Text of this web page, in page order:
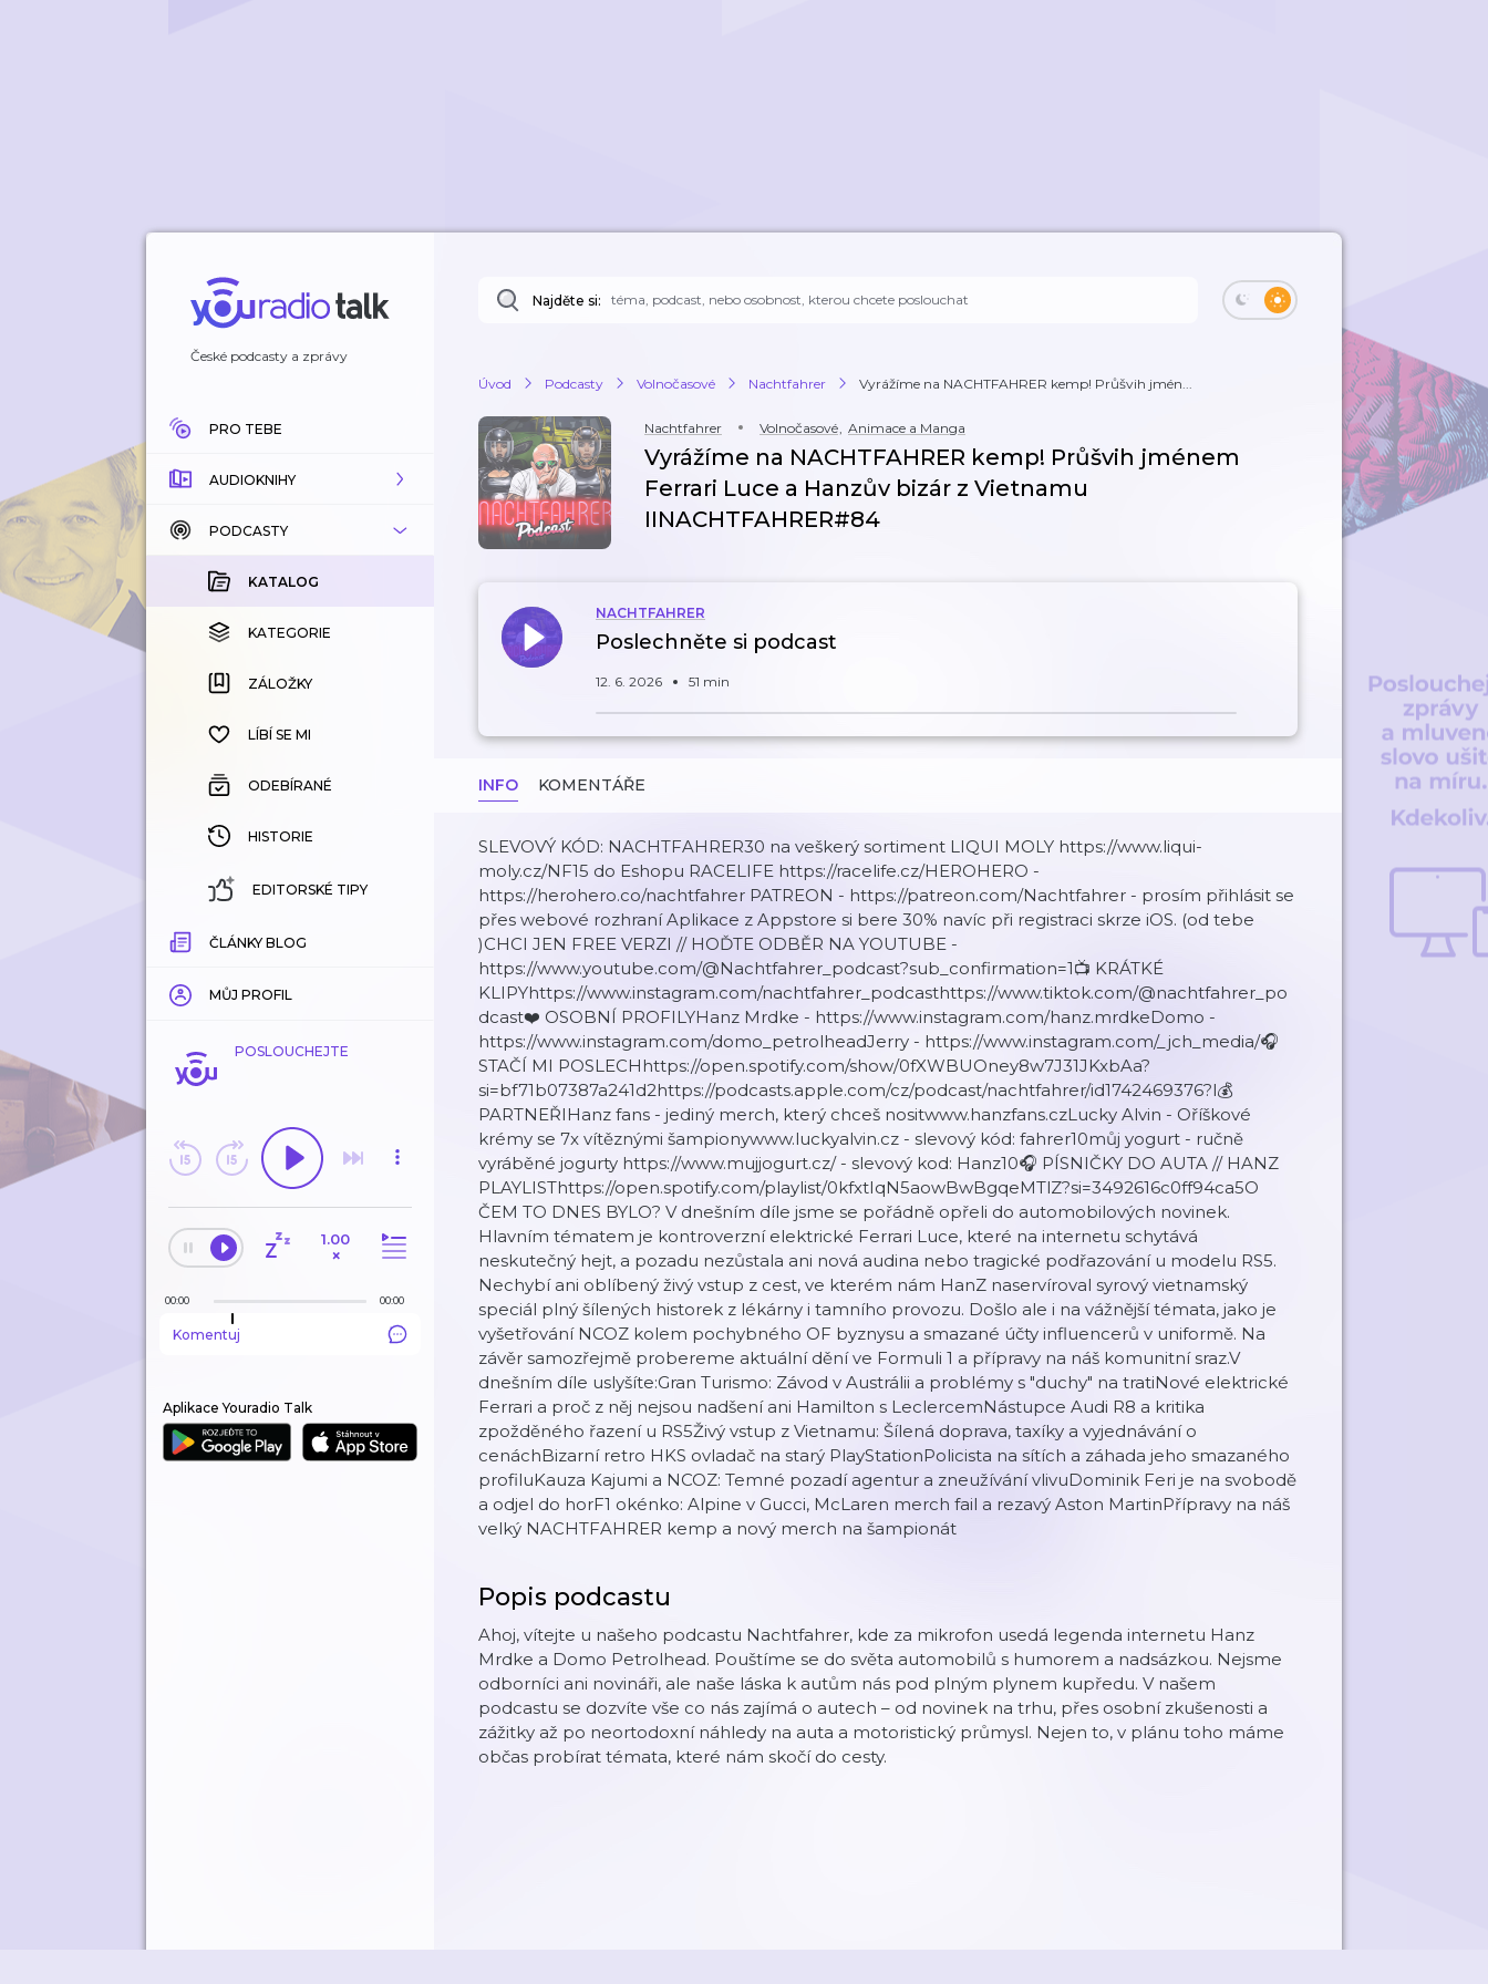
České podcasty a zprávy
PRO TEBE
AUDIOKNIHY
KATALOG
KOUPENÉ
KATEGORIE
ZÁLOŽKY
HISTORIE
PODCASTY
KATALOG
KATEGORIE
ZÁLOŽKY
LÍBÍ SE MI
ODEBÍRANÉ
HISTORIE
EDITORSKÉ TIPY
ČLÁNKY BLOG
MŮJ PROFIL
POSLOUCHEJTE
1.00
×
00:00 00:00
Komentuj
Aplikace Youradio Talk
Najděte si:
Úvod Podcasty Volnočasové Nachtfahrer Vyrážíme na NACHTFAHRER kemp! Průšvih jmén...
Nachtfahrer Volnočasové, Animace a Manga
Vyrážíme na NACHTFAHRER kemp! Průšvih jménem
Ferrari Luce a Hanzův bizár z Vietnamu
IINACHTFAHRER#84
NACHTFAHRER
Poslechněte si podcast
12. 6. 2026 51 min
INFO KOMENTÁŘE
SLEVOVÝ KÓD: NACHTFAHRER30 na veškerý sortiment LIQUI MOLY https://www.liqui-
moly.cz/NF15 do Eshopu RACELIFE https://racelife.cz/HEROHERO -
https://herohero.co/nachtfahrer PATREON - https://patreon.com/Nachtfahrer - prosím přihlásit se
přes webové rozhraní Aplikace z Appstore si bere 30% navíc při registraci skrze iOS. (od tebe
)CHCI JEN FREE VERZI // HOĎTE ODBĚR NA YOUTUBE -
https://www.youtube.com/@Nachtfahrer_podcast?sub_confirmation=1📺 KRÁTKÉ
KLIPYhttps://www.instagram.com/nachtfahrer_podcasthttps://www.tiktok.com/@nachtfahrer_po
dcast❤️ OSOBNÍ PROFILYHanz Mrdke - https://www.instagram.com/hanz.mrdkeDomo -
https://www.instagram.com/domo_petrolheadJerry - https://www.instagram.com/_jch_media/🎧
STAČÍ MI POSLECHhttps://open.spotify.com/show/0fXWBUOney8w7J31JKxbAa?
si=bf71b07387a241d2https://podcasts.apple.com/cz/podcast/nachtfahrer/id1742469376?l💰
PARTNEŘIHanz fans - jediný merch, který chceš nositwww.hanzfans.czLucky Alvin - Oříškové
krémy se 7x vítěznými šampionywww.luckyalvin.cz - slevový kód: fahrer10můj yogurt - ručně
vyráběné jogurty https://www.mujjogurt.cz/ - slevový kod: Hanz10🎧 PÍSNIČKY DO AUTA // HANZ
PLAYLISThttps://open.spotify.com/playlist/0kfxtIqN5aowBwBgqeMTlZ?si=3492616c0ff94ca5O
ČEM TO DNES BYLO? V dnešním díle jsme se pořádně opřeli do automobilových novinek.
Hlavním tématem je kontroverzní elektrické Ferrari Luce, které na internetu schytává
neskutečný hejt, a pozadu nezůstala ani nová audina nebo tragické podřazování u modelu RS5.
Nechybí ani oblíbený živý vstup z cest, ve kterém nám HanZ naservíroval syrový vietnamský
speciál plný šílených historek z lékárny i tamního provozu. Došlo ale i na vážnější témata, jako je
vyšetřování NCOZ kolem pochybného OF byznysu a smazané účty influencerů v uniformě. Na
závěr samozřejmě probereme aktuální dění ve Formuli 1 a přípravy na náš komunitní sraz.V
dnešním díle uslyšíte:Gran Turismo: Závod v Austrálii a problémy s "duchy" na tratiNové elektrické
Ferrari a proč z něj nejsou nadšení ani Hamilton s LeclercemNástupce Audi R8 a kritika
zpožděného řazení u RS5Živý vstup z Vietnamu: Šílená doprava, taxíky a vyjednávání o
cenáchBizarní retro HKS ovladač na starý PlayStationPolicista na sítích a záhada jeho smazaného
profiluKauza Kajumi a NCOZ: Temné pozadí agentur a zneužívání vlivuDominik Feri je na svobodě
a odjel do horF1 okénko: Alpine v Gucci, McLaren merch fail a rezavý Aston MartinPřípravy na náš
velký NACHTFAHRER kemp a nový merch na šampionát
Popis podcastu
Ahoj, vítejte u našeho podcastu Nachtfahrer, kde za mikrofon usedá legenda internetu Hanz
Mrdke a Domo Petrolhead. Pouštíme se do světa automobilů s humorem a nadsázkou. Nejsme
odborníci ani novináři, ale naše láska k autům nás pod plným plynem kupředu. V našem
podcastu se dozvíte vše co nás zajímá o autech – od novinek na trhu, přes osobní zkušenosti a
zážitky až po neortodoxní náhledy na auta a motoristický průmysl. Nejen to, v plánu toho máme
občas probírat témata, které nám skočí do cesty.